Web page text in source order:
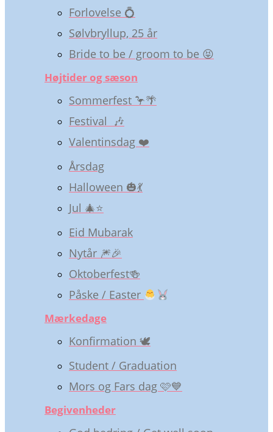
Forlovelse 💍
Sølvbryllup, 25 år
Bride to be / groom to be 😝
Højtider og sæson
Sommerfest 🦩🌴
Festival 🎶
Valentinsdag ❤️
Årsdag
Halloween 🎃💃
Jul 🎄⭐️
Eid Mubarak
Nytår 🎆🎉
Oktoberfest🍻
Påske / Easter
Mærkedage
Konfirmation 🕊️
Student / Graduation
Mors og Fars dag 🩷💙
Begivenheder